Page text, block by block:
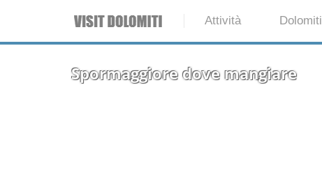
Attività Dolomiti
Spormaggiore dove mangiare